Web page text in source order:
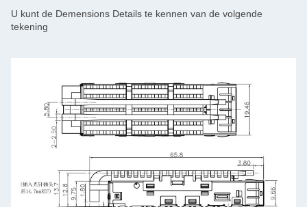
U kunt de Demensions Details te kennen van de volgende
tekening